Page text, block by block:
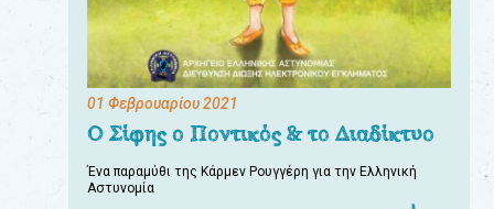
01 Φεβρουαρίου 2021
Ο Σίφης ο Ποντικός & το Διαδίκτυο
Ένα παραμύθι της Κάρμεν Ρουγγέρη για την Ελληνική
Αστυνομία